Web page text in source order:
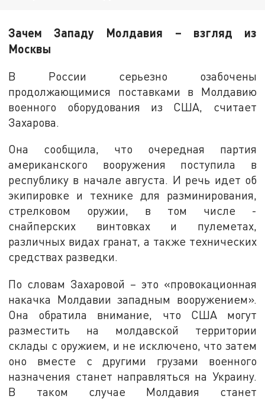
Зачем Западу Молдавия – взгляд из
Москвы
В России серьезно озабочены
продолжающимися поставками в Молдавию
военного оборудования из США, считает
Захарова.
Она сообщила, что очередная партия
американского вооружения поступила в
республику в начале августа. И речь идет об
экипировке и технике для разминирования,
стрелковом оружии, в том числе -
снайперских винтовках и пулеметах,
различных видах гранат, а также технических
средствах разведки.
По словам Захаровой – это «провокационная
накачка Молдавии западным вооружением».
Она обратила внимание, что США могут
разместить на молдавской территории
склады с оружием, и не исключено, что затем
оно вместе с другими грузами военного
назначения станет направляться на Украину.
В таком случае Молдавия станет